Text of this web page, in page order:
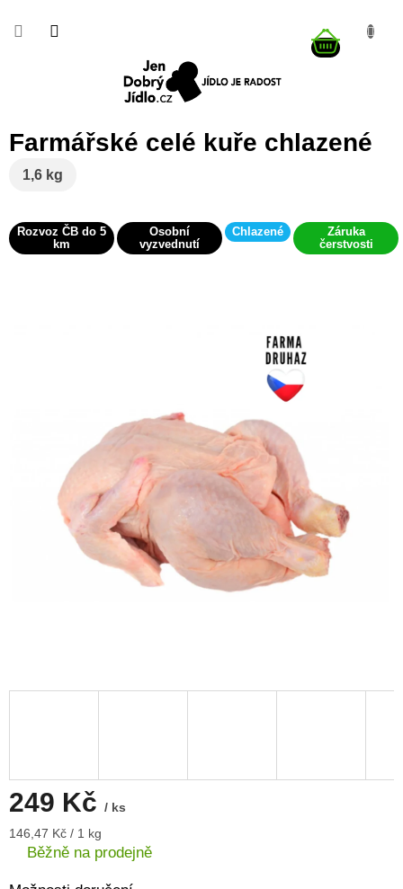
obsah
Farmářské celé kuře chlazené
1,6 kg
Rozvoz ČB do 5
km
Osobní
vyzvednutí
Chlazené
Záruka
čerstvosti
249 Kč / ks
Měrná
cena:
146,47 Kč / 1 kg
Běžně na prodejně